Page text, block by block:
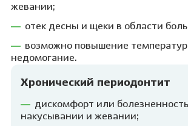
жевании;
отек десны и щеки в области
возможно повышение
недомогание.
Хронический периодонтит
дискомфорт или
накусывании и жевании;